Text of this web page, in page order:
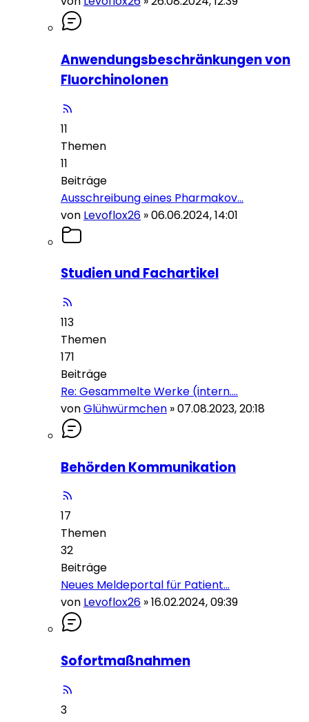
Anwendungsbeschränkungen von
Fluorchinolonen
11
Themen
11
Beiträge
Ausschreibung eines Pharmakov…
von Levoflox26 »06.06.2024, 14:01
Studien und Fachartikel
113
Themen
171
Beiträge
Re: Gesammelte Werke (intern.…
vonGlühwürmchen »07.08.2023, 20:18
Behörden Kommunikation
17
Themen
32
Beiträge
Neues Meldeportal für Patient…
von Levoflox26 »16.02.2024, 09:39
Sofortmaßnahmen
3